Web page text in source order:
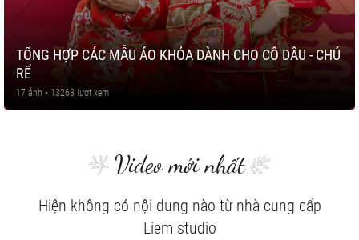
TỔNG HỢP CÁC MẪU ÁO KHỎA DÀNH CHO CÔ DÂU - CHÚ
RỂ
17 ảnh • 13268 lượt xem
Video mới nhất
Hiện không có nội dung nào từ nhà cung cấp
Liem studio